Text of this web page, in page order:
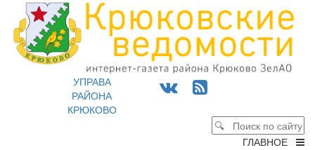
УПРАВА
РАЙОНА
КРЮКОВО
ГЛАВНОЕ